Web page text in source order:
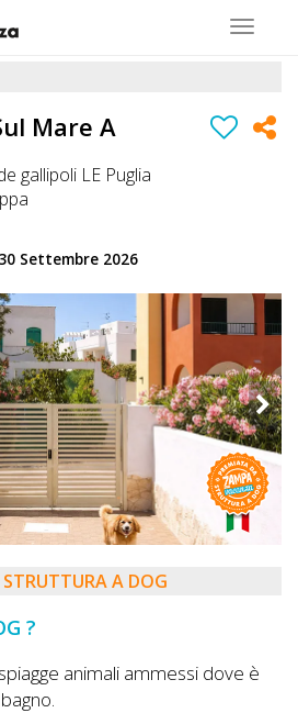
Toggle
Mare A
gallipoli LE Puglia
Settembre 2026
STRUTTURA A DOG
?
animali ammessi dove è